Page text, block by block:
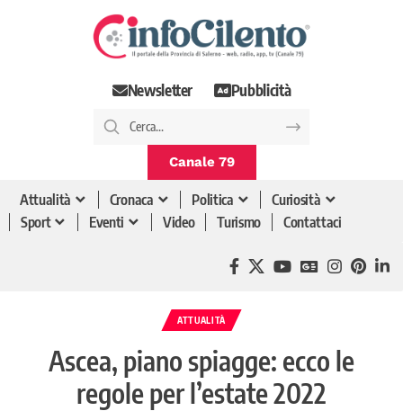
Newsletter Pubblicità
Canale 79
Attualità Cronaca Politica
Curiosità
Sport
Eventi Video Turismo Contattaci
ATTUALITÀ
Ascea, piano spiagge: ecco le
regole per l’estate 2022